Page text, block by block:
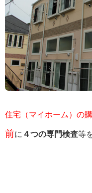
住宅（マイホーム）の
前に ４つの専門検査等